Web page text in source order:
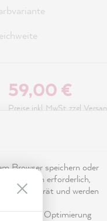
59,00 €
Preise inkl. MwSt. zzgl.
Sofort verfügbar,
In
Browser speichern oder
technisch erforderlich,
Dein Gerät und werden
in der
für deren Optimierung